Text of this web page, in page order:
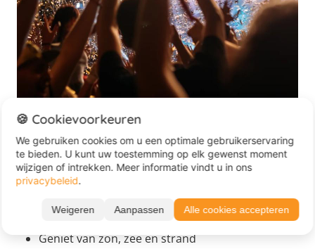
Lekker feesten met je vrienden tijdens de groepsreis
Griekenland
Conclusie: Waarom op groepsreis
naar Griekenland?
Geniet van zon, zee en strand
🍪 Cookievoorkeuren
We gebruiken cookies om u een optimale gebruikerservaring
te bieden. U kunt uw toestemming op elk gewenst moment
wijzigen of intrekken. Meer informatie vindt u in ons
privacybeleid.
Weigeren Aanpassen Alle cookies accepteren